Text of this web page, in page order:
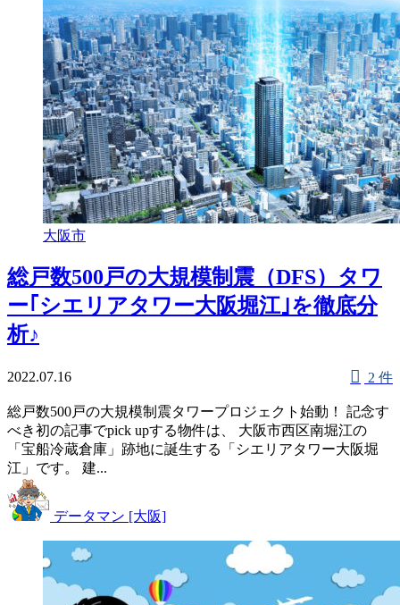
大阪市
総戸数500戸の大規模制震（DFS）タワ
ー｢シエリアタワー大阪堀江｣を徹底分
析♪
2022.07.16 2 件
総戸数500戸の大規模制震タワープロジェクト始動！ 記念す
べき初の記事でpick upする物件は、 大阪市西区南堀江の
「宝船冷蔵倉庫」跡地に誕生する「シエリアタワー大阪堀
江」です。 建...
データマン [大阪]